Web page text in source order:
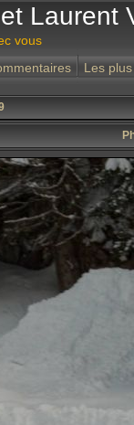
Laurent
vous
Les